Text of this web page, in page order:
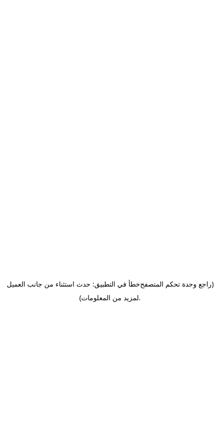
خطأ في التطبيق: حدث استثناء من جانب العميل(راجع وحدة تحكم المتصفح
لمزيد من المعلومات).